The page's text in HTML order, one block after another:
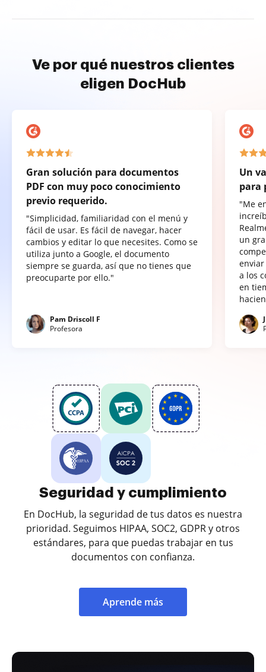
Ve por qué nuestros clientes
eligen DocHub
Gran solución para documentos
PDF con muy poco conocimiento
previo requerido.
"Simplicidad, familiaridad con el menú y
fácil de usar. Es fácil de navegar, hacer
cambios y editar lo que necesites. Como se
utiliza junto a Google, el documento
siempre se guarda, así que no tienes que
preocuparte por ello."
Pam Driscoll F
Profesora
Un
para
"Me
un
a los
en
Seguridad y cumplimiento
En DocHub, la seguridad de tus datos es nuestra
prioridad. Seguimos HIPAA, SOC2, GDPR y otros
estándares, para que puedas trabajar en tus
documentos con confianza.
Aprende más